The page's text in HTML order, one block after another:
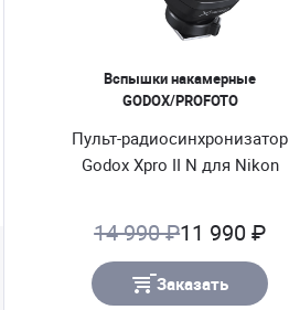
Вспышки накамерные
GODOX/PROFOTO
Пульт-радиосинхронизатор
Godox Xpro II N для Nikon
14 990 ₽11 990 ₽
Заказать